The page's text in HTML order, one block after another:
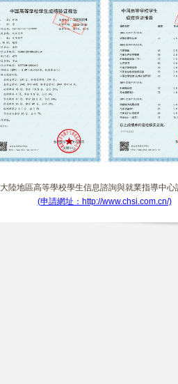
大陸地區高等學校學生信息諮詢與就業指導中心
(申請網址：http://www.chsi.com.cn/)